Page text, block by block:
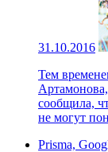
31.10.2016
Тем
сообщила,
не могут
Prisma,